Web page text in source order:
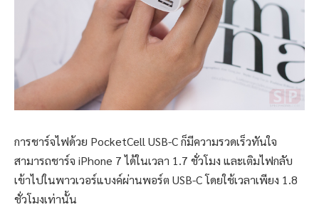
การชาร์จไฟด้วย PocketCell USB-C ก็มีความรวดเร็วทันใจ
สามารถชาร์จ iPhone 7 ได้ในเวลา 1.7 ชั่วโมง และเติมไฟกลับ
เข้าไปในพาวเวอร์แบงค์ผ่านพอร์ต USB-C โดยใช้เวลาเพียง 1.8
ชั่วโมงเท่านั้น